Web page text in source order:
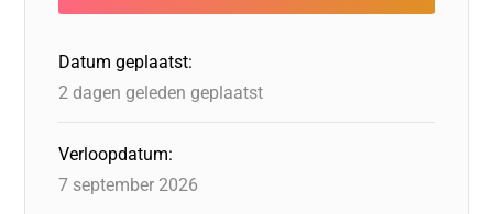
o
o
k
n
o s
p
Datum geplaatst:
2 dagen geleden geplaatst
Verloopdatum:
7 september 2026